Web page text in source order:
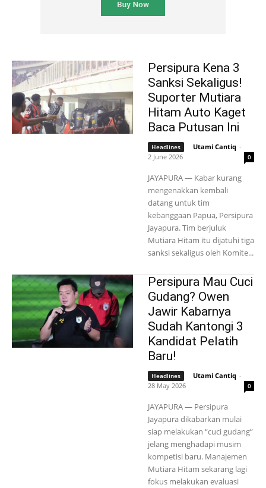
Persipura Kena 3
Sanksi Sekaligus!
Suporter Mutiara
Hitam Auto Kaget
Baca Putusan Ini
Headlines Utami Cantiq -
2 June 2026
0
JAYAPURA — Kabar kurang
mengenakkan kembali
datang untuk tim
kebanggaan Papua, Persipura
Jayapura. Tim berjuluk
Mutiara Hitam itu dijatuhi tiga
sanksi sekaligus oleh Komite...
Persipura Mau Cuci
Gudang? Owen
Jawir Kabarnya
Sudah Kantongi 3
Kandidat Pelatih
Baru!
Headlines Utami Cantiq -
28 May 2026
0
JAYAPURA — Persipura
Jayapura dikabarkan mulai
siap melakukan “cuci gudang”
jelang menghadapi musim
kompetisi baru. Manajemen
Mutiara Hitam sekarang lagi
fokus melakukan evaluasi